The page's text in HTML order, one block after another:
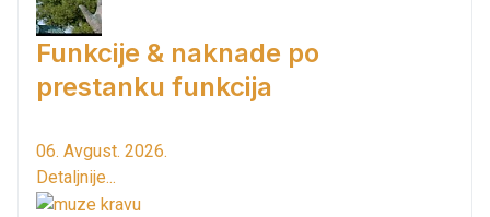
Funkcije & naknade po
prestanku funkcija
06. Avgust. 2026.
Detaljnije...